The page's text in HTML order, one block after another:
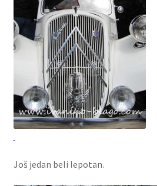
Još jedan beli lepotan.